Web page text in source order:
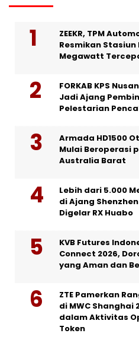
ZEEKR, TPM
Resmikan Stasiun
Megawatt
FORKAB KPS
Jadi Ajang
Pelestarian
Armada HD1500
Mulai Beroperasi
Australia Barat
Lebih dari 5.000
di Ajang
Digelar RX Huabo
KVB Futures
Connect 2026,
yang Aman dan
ZTE Pamerkan
di MWC Shanghai
dalam Aktivitas
Token